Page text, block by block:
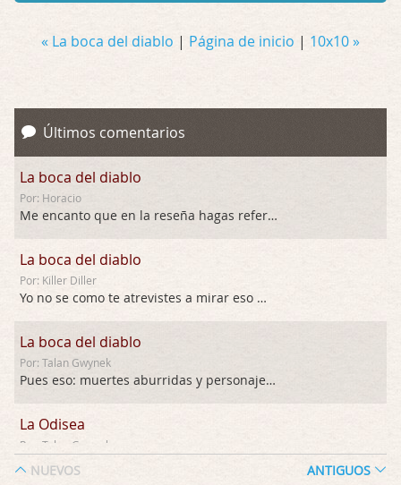
« La boca del diablo | Página de inicio | 10x10 »
Últimos comentarios
La boca del diablo
Por: Horacio
Me encanto que en la reseña hagas referen …
La boca del diablo
Por: Killer Diller
Yo no se como te atrevistes a mirar eso …
La boca del diablo
Por: Talan Gwynek
Pues eso: muertes aburridas y personajes p …
La Odisea
Por: Talan Gwynek
NUEVOS ANTIGUOS